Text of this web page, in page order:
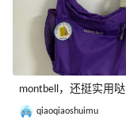
montbell，还挺实用哒
qiaoqiaoshuimu